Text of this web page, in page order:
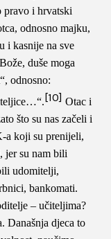
pravo i hrvatski
odnosno majku,
i kasnije na sve
duše moga
odnosno:
[10] Otac i
što su nas začeli i
a koji su prenijeli,
jer su nam bili
udomitelji,
bankomati.
– učiteljima?
Današnja djeca to